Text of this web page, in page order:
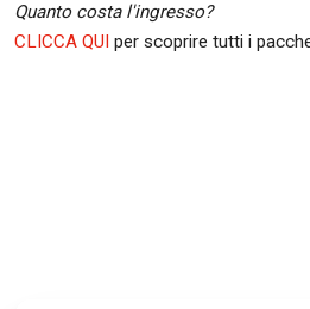
Quanto costa l'ingresso?
CLICCA QUI per scoprire tutti i